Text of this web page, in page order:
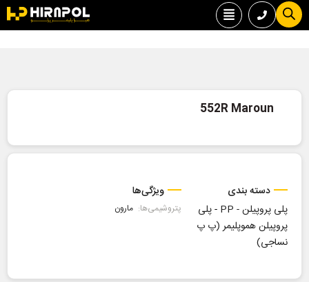
552R Maroun
دسته بندی
پلی پروپیلن - PP
-پلی
پروپیلن هموپلیمر (پ پ
نساجی)
ویژگی‌ها
پتروشیمی‌ها: مارون